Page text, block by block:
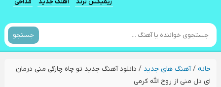
جستجو
خانه/آهنگ های جدید / دانلود آهنگ جدید تو چاه چارگی منی درمان
ای دل منی از روح الله کرمی